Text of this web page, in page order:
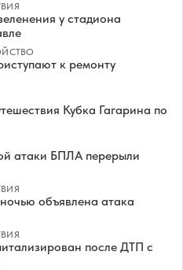
у стадиона
к ремонту
Кубка Гагарина по
атаки БПЛА перерыли
объявлена атака
после ДТП с